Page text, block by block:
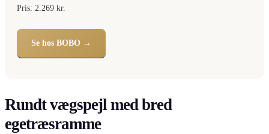
Pris: 2.269 kr.
Se hos BOBO →
Rundt vægspejl med bred
egetræsramme